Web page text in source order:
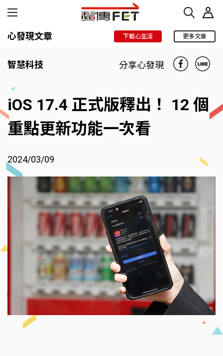
心發現文章 下載心生活 更多文章
智慧科技 分享心發現
iOS 17.4 正式版釋出 ！ 12 個
重點更新功能一次看
2024/03/09